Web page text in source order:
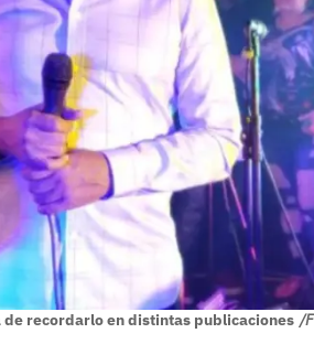
de recordarlo en distintas publicaciones /